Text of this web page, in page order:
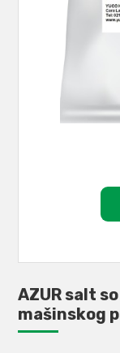
AZUR salt
mašinskog